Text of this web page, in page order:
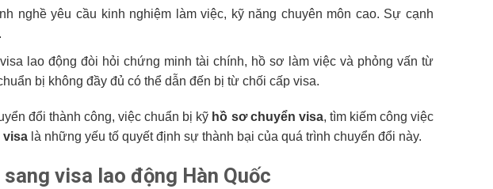
nghề yêu cầu kinh nghiệm làm việc, kỹ năng chuyên môn cao. Sự cạnh
lao động đòi hỏi chứng minh tài chính, hồ sơ làm việc và phỏng vấn từ
bị không đầy đủ có thể dẫn đến bị từ chối cấp visa.
đổi thành công, việc chuẩn bị kỹ hồ sơ chuyển visa, tìm kiếm công việc
visa là những yếu tố quyết định sự thành bại của quá trình chuyển đổi này.
visa lao động Hàn Quốc